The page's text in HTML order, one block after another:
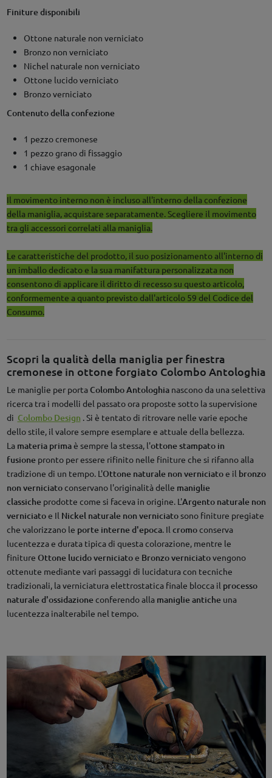
Finiture disponibili
Ottone naturale non verniciato
Bronzo non verniciato
Nichel naturale non verniciato
Ottone lucido verniciato
Bronzo verniciato
Contenuto della confezione
1 pezzo cremonese
1 pezzo grano di fissaggio
1 chiave esagonale
Il movimento interno non è incluso all'interno della confezione
della maniglia, acquistare separatamente. Scegliere il movimento
tra gli accessori correlati alla maniglia.
Le caratteristiche del prodotto, il suo posizionamento all'interno di
un imballo dedicato e la sua manifattura personalizzata non
consentono di applicare il diritto di recesso su questo articolo,
conformemente a quanto previsto dall'articolo 59 del Codice del
Consumo.
Scopri la qualità della maniglia per finestra
cremonese in ottone forgiato Colombo Antologhia
Le maniglie per porta ColomboAntologhianascono da una selettiva
ricerca tra i modelli del passato ora proposte sotto la supervisione
di Colombo Design . Si è tentato di ritrovare nelle varie epoche
dello stile, il valore sempre esemplare e attuale della bellezza.
La materia primaè sempre la stessa, l'ottone stampato in
fusionepronto per essere rifinito nelle finiture che si rifanno alla
tradizione di un tempo. L'Ottone naturale non verniciatoe il bronzo
non verniciatoconservano l'originalità delle maniglie
classicheprodotte come si faceva in origine. L'Argento naturale non
verniciatoe Il Nickel naturale non verniciatosono finiture pregiate
che valorizzano le porte interne d'epoca. Il cromoconserva
lucentezza e durata tipica di questa colorazione, mentre le
finiture Ottone lucido verniciatoe Bronzo verniciatovengono
ottenute mediante vari passaggi di lucidatura con tecniche
tradizionali, la verniciatura elettrostatica finale blocca il processo
naturale d'ossidazioneconferendo alla maniglie anticheuna
lucentezza inalterabile nel tempo.